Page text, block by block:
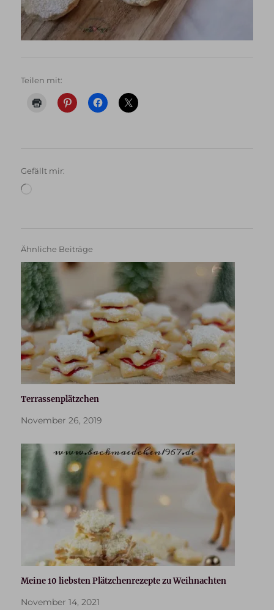
Teilen mit:
Gefällt mir:
Ähnliche Beiträge
Terrassenplätzchen
November 26, 2019
Meine 10 liebsten Plätzchenrezepte zu Weihnachten
November 14, 2021